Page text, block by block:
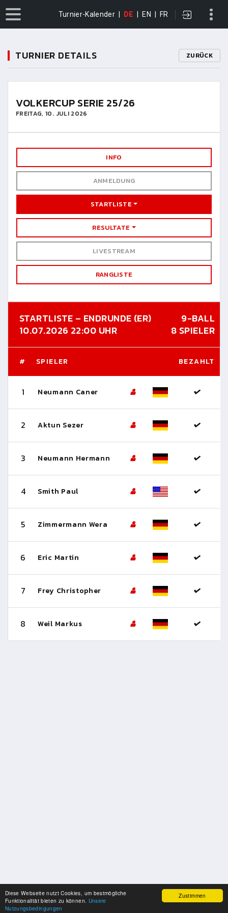
Zustimmen
Diese Webseite nutzt Cookies, um bestmögliche
Funktionalität bieten zu können. Unsere
Nutzungsbedingungen
Turnier-Kalender DE EN FR
TURNIER DETAILS ZURÜCK
VOLKERCUP SERIE 25/26
FREITAG, 10. JULI 2026
INFO
ANMELDUNG
STARTLISTE
RESULTATE
LIVESTREAM
RANGLISTE
STARTLISTE – ENDRUNDE (ER)
9-BALL
10.07.2026 22:00 UHR
8 SPIELER
# SPIELER BEZAHLT
1 Neumann Caner
2 Aktun Sezer
3 Neumann Hermann
4 Smith Paul
5 Zimmermann Wera
6 Eric Martin
7 Frey Christopher
8 Weil Markus